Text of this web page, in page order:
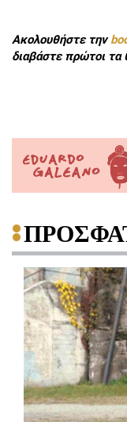
Ακολουθήστε την
διαβάστε πρώτοι τα